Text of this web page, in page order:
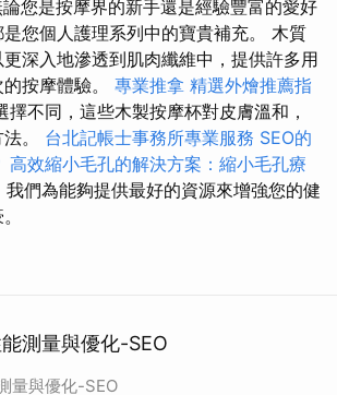
您是按摩界的新手還是經驗豐富的愛好
您個人護理系列中的寶貴補充。 木質
深入地滲透到肌肉纖維中，提供許多用
按摩體驗。 專業推拿 精選外燴推薦指
擇不同，這些木製按摩杯對皮膚溫和，
。 台北記帳士事務所專業服務 SEO的
高效縮小毛孔的解決方案：縮小毛孔療
我們為能夠提供最好的資源來增強您的健
測量與優化-SEO
量與優化-SEO